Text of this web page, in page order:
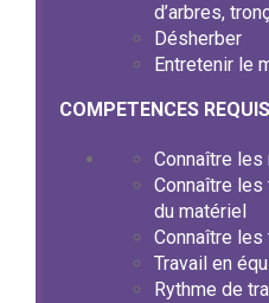
d’arbres,
Désherber
Entretenir le
COMPETENCES
Connaître
Connaître les
du matériel
Connaître les
Travail en
Rythme de